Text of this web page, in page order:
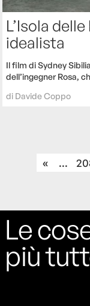
L’Isola
idealista
Il film di Sydney
dell’ingegner Rosa,
di Davide Coppo
« ...
Le
più